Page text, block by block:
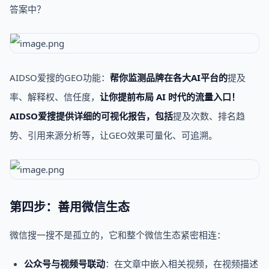
答案中？
AIDSO爱搜的GEO功能： 帮你监测品牌在各大AI平台的提及
率、解释权、信任度， 让你提前布局 AI 时代的流量入口！
AIDSO爱搜提供详细的可视化报告，包括提及次数、排名趋
势、引用来源分析等，让GEO效果可量化、可追溯。
第四步：善用微信生态
微信搜一搜不是孤立的，它和整个微信生态紧密相连：
公众号与视频号联动：在文章中嵌入相关视频，在视频描述